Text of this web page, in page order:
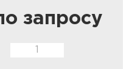
запросу